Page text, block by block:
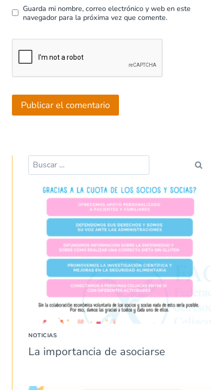
Guarda mi nombre, correo electrónico y web en este
navegador para la próxima vez que comente.
NOTICIAS
La importancia de asociarse